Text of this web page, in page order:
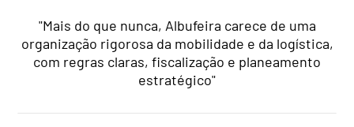
"Mais do que nunca, Albufeira carece de uma
organização rigorosa da mobilidade e da logística,
com regras claras, fiscalização e planeamento
estratégico"